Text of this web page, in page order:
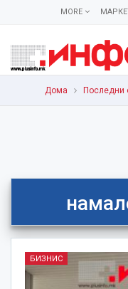
MORE
Дома Последни
БИЗНИС